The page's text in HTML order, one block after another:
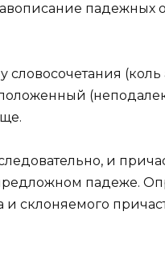
падежных
(коль
и
падеже.
склоняемого